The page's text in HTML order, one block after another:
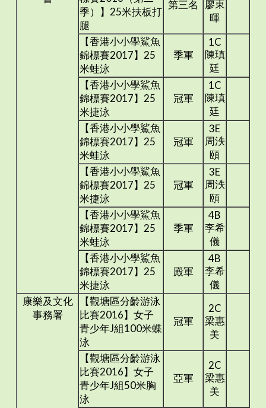
季）】25米扶板打
腿
第三名
廖東
暉
【香港小小學鯊魚
錦標賽2017】25
米蛙泳
季軍
1C
陳瑱
廷
【香港小小學鯊魚
錦標賽2017】25
米捷泳
冠軍
1C
陳瑱
廷
【香港小小學鯊魚
錦標賽2017】25
米蛙泳
冠軍
3E
周泆
頤
【香港小小學鯊魚
錦標賽2017】25
米捷泳
冠軍
3E
周泆
頤
【香港小小學鯊魚
錦標賽2017】25
米蛙泳
季軍
4B
李希
儀
【香港小小學鯊魚
錦標賽2017】25
米捷泳
殿軍
4B
李希
儀
康樂及文化
事務署
【觀塘區分齡游泳
比賽2016】女子
青少年J組100米蝶
泳
冠軍
2C
梁惠
美
【觀塘區分齡游泳
比賽2016】女子
青少年J組50米胸
泳
亞軍
2C
梁惠
美